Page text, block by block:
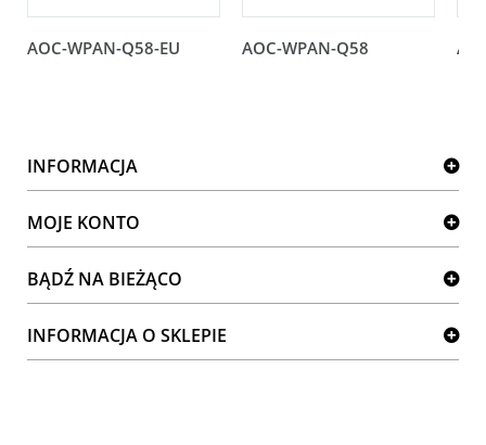
AOC-WPAN-Q58-EU AOC-WPAN-Q58
INFORMACJA
MOJE KONTO
BĄDŹ NA BIEŻĄCO
INFORMACJA O SKLEPIE